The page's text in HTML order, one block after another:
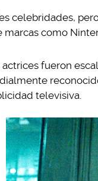
celebridades,
como
actrices fueron
televisiva.